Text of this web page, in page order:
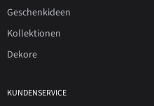
Geschenkideen
Kollektionen
Dekore
KUNDENSERVICE